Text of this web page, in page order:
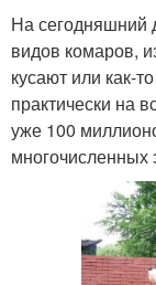
На сегодняшний
видов комаров,
кусают или как-
практически на
уже 100
многочисленных